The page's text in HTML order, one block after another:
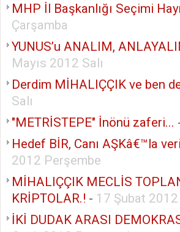
MHP İl Başkanlığı Seçimi
Çarşamba
YUNUS’u ANALIM,
Mayıs 2012 Salı
Derdim MİHALIÇÇIK ve ben
Salı
"METRİSTEPE" İnönü zaferi...
Hedef BİR, Canı AŞKâ€™la
2012 Perşembe
MİHALIÇÇIK MECLİS
KRİPTOLAR.! - 17 Şubat 2012
İKİ DUDAK ARASI